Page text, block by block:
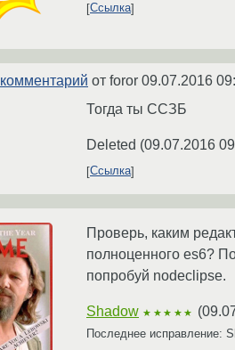
Ссылка
комментарий от foror 09.07.2016
Тогда ты ССЗБ
Deleted (09.07.2016
Ссылка
Проверь, каким
полноценного es6?
попробуй nodeclipse.
Shadow ★★★★★ (
Последнее исправление: